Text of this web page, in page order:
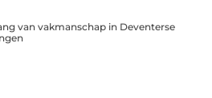
van vakmanschap in Deventerse